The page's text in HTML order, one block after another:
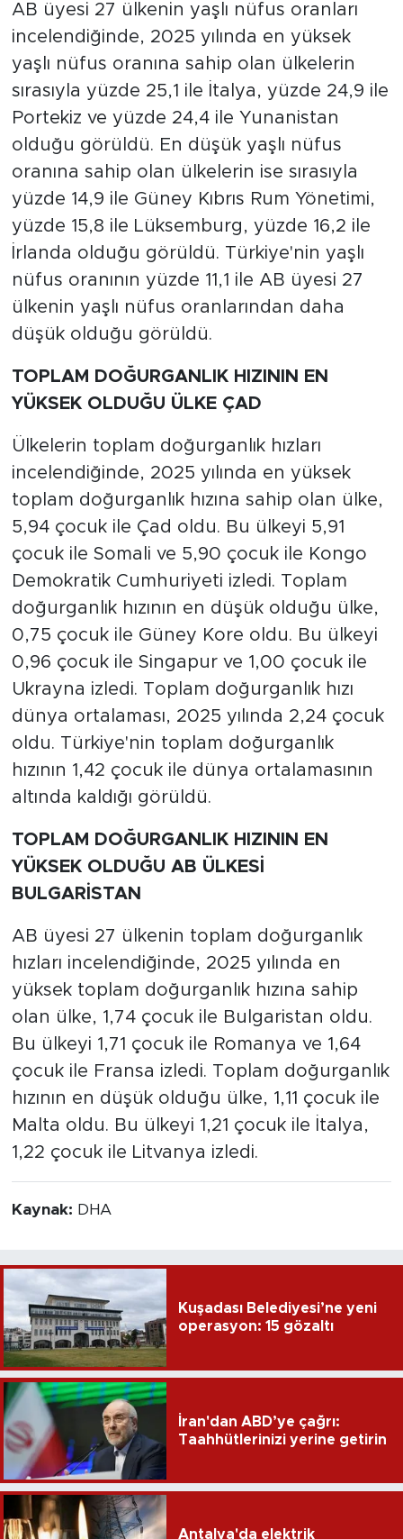
AB üyesi 27 ülkenin yaşlı nüfus oranları
incelendiğinde, 2025 yılında en yüksek
yaşlı nüfus oranına sahip olan ülkelerin
sırasıyla yüzde 25,1 ile İtalya, yüzde 24,9 ile
Portekiz ve yüzde 24,4 ile Yunanistan
olduğu görüldü. En düşük yaşlı nüfus
oranına sahip olan ülkelerin ise sırasıyla
yüzde 14,9 ile Güney Kıbrıs Rum Yönetimi,
yüzde 15,8 ile Lüksemburg, yüzde 16,2 ile
İrlanda olduğu görüldü. Türkiye'nin yaşlı
nüfus oranının yüzde 11,1 ile AB üyesi 27
ülkenin yaşlı nüfus oranlarından daha
düşük olduğu görüldü.
TOPLAM DOĞURGANLIK HIZININ EN
YÜKSEK OLDUĞU ÜLKE ÇAD
Ülkelerin toplam doğurganlık hızları
incelendiğinde, 2025 yılında en yüksek
toplam doğurganlık hızına sahip olan ülke,
5,94 çocuk ile Çad oldu. Bu ülkeyi 5,91
çocuk ile Somali ve 5,90 çocuk ile Kongo
Demokratik Cumhuriyeti izledi. Toplam
doğurganlık hızının en düşük olduğu ülke,
0,75 çocuk ile Güney Kore oldu. Bu ülkeyi
0,96 çocuk ile Singapur ve 1,00 çocuk ile
Ukrayna izledi. Toplam doğurganlık hızı
dünya ortalaması, 2025 yılında 2,24 çocuk
oldu. Türkiye'nin toplam doğurganlık
hızının 1,42 çocuk ile dünya ortalamasının
altında kaldığı görüldü.
TOPLAM DOĞURGANLIK HIZININ EN
YÜKSEK OLDUĞU AB ÜLKESİ
BULGARİSTAN
AB üyesi 27 ülkenin toplam doğurganlık
hızları incelendiğinde, 2025 yılında en
yüksek toplam doğurganlık hızına sahip
olan ülke, 1,74 çocuk ile Bulgaristan oldu.
Bu ülkeyi 1,71 çocuk ile Romanya ve 1,64
çocuk ile Fransa izledi. Toplam doğurganlık
hızının en düşük olduğu ülke, 1,11 çocuk ile
Malta oldu. Bu ülkeyi 1,21 çocuk ile İtalya,
1,22 çocuk ile Litvanya izledi.
Kaynak: DHA
Kuşadası Belediyesi’ne yeni
operasyon: 15 gözaltı
İran'dan ABD’ye çağrı:
Taahhütlerinizi yerine getirin
Antalya'da elektrik